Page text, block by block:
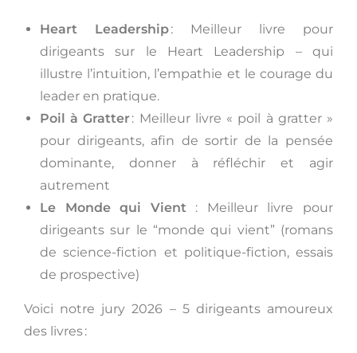
Heart Leadership: Meilleur livre pour
dirigeants sur le Heart Leadership – qui
illustre l’intuition, l’empathie et le courage du
leader en pratique.
Poil à Gratter: Meilleur livre « poil à gratter »
pour dirigeants, afin de sortir de la pensée
dominante, donner à réfléchir et agir
autrement
Le Monde qui Vient: Meilleur livre pour
dirigeants sur le “monde qui vient” (romans
de science-fiction et politique-fiction, essais
de prospective)
Voici notre jury 2026 – 5 dirigeants amoureux
des livres :